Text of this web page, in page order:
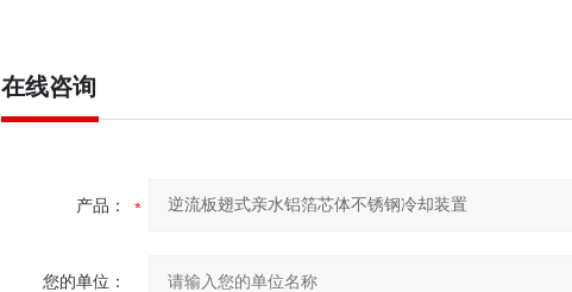
在线咨询
产品：
您的单位：